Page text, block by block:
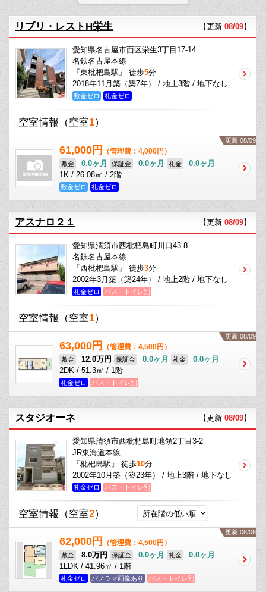
リブリ・レストH栄生 【更新 08/09】
愛知県名古屋市西区栄生3丁目17-14
名鉄名古屋本線
『東枇杷島駅』 徒歩5分
2018年11月築（築7年） / 地上3階 / 地下なし
敷金ゼロ 礼金ゼロ
空室情報 （空室1）
更新 08/09
61,000円 （管理費：4,000円）
敷金 0.0ヶ月 保証金 0.0ヶ月 礼金
0.0ヶ月
1K / 26.08㎡ / 2階
敷金ゼロ 礼金ゼロ
アスナロ２１ 【更新 08/09】
愛知県清須市西枇杷島町川口43-8
名鉄名古屋本線
『西枇杷島駅』 徒歩3分
2002年3月築（築24年） / 地上2階 / 地下なし
礼金ゼロ バス・トイレ別
空室情報 （空室1）
更新 08/09
63,000円 （管理費：4,500円）
敷金 12.0万円 保証金 0.0ヶ月 礼金
0.0ヶ月
2DK / 51.3㎡ / 1階
礼金ゼロ バス・トイレ別
スタジオーネ 【更新 08/09】
愛知県清須市西枇杷島町地領2丁目3-2
JR東海道本線
『枇杷島駅』 徒歩10分
2002年10月築（築23年） / 地上3階 / 地下なし
礼金ゼロ バス・トイレ別
空室情報 （空室2）
更新 08/08
62,000円 （管理費：4,500円）
敷金 8.0万円 保証金 0.0ヶ月 礼金
0.0ヶ月
1LDK / 41.96㎡ / 1階
礼金ゼロ パノラマ画像あり バス・トイレ別